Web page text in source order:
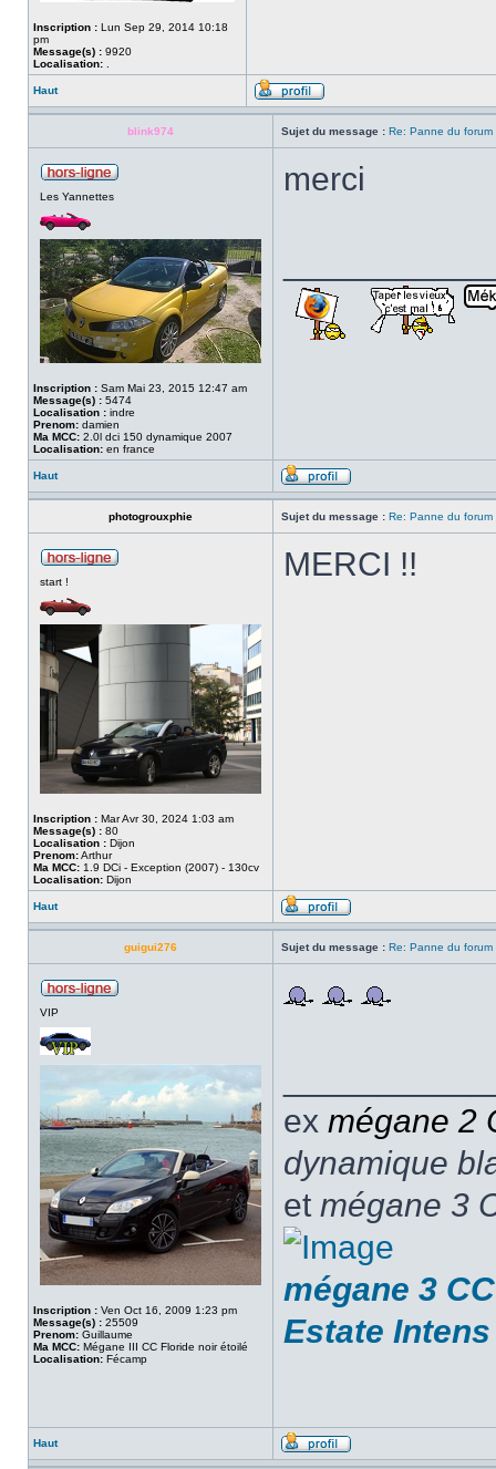
Inscription : Lun Sep 29, 2014 10:18
pm
Message(s) : 9920
Localisation:
Haut
blink974 Sujet du message : Re: Panne du forum
Les Yannettes
Inscription : Sam Mai 23, 2015 12:47 am
Message(s) : 5474
Localisation : indre
Prenom: damien
Ma MCC: 2.0l dci 150 dynamique 2007
Localisation: en france
merci
Haut
photogrouxphie Sujet du message : Re: Panne du forum
start !
Inscription : Mar Avr 30, 2024 1:03 am
Message(s) : 80
Localisation : Dijon
Prenom:Arthur
Ma MCC: 1.9 DCi - Exception (2007) - 130cv
Localisation: Dijon
MERCI !!
Haut
guigui276 Sujet du message : Re: Panne du forum
VIP
Inscription : Ven Oct 16, 2009 1:23 pm
Message(s) : 25509
Prenom: Guillaume
Ma MCC: Mégane III CC Floride noir étoilé
Localisation: Fécamp
ex mégane 2
dynamique
et mégane 3
mégane 3
Estate
Haut